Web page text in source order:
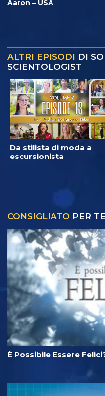
Aaron – USA
ALTRI EPISODI DI
SCIENTOLOGIST
Da stilista di moda a
escursionista
CONSIGLIATO PER TE
È Possibile Essere